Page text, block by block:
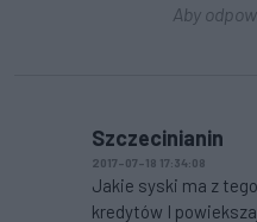
Aby
Szczecinianin
2017-07-18 17:34:08
Jakie syski ma z
kredytów I